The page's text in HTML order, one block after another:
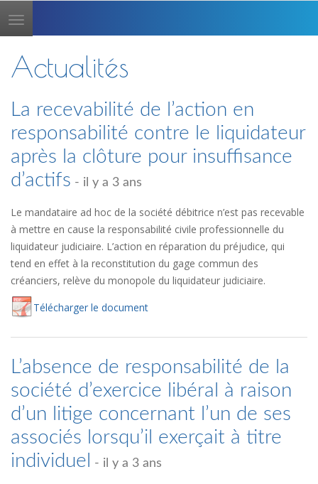
Toggle
navigation
Actualités
La recevabilité de l’action en
responsabilité contre le liquidateur
après la clôture pour insuffisance
d’actifs - il y a 3 ans
Le mandataire ad hoc de la société débitrice n’est pas recevable
à mettre en cause la responsabilité civile professionnelle du
liquidateur judiciaire. L’action en réparation du préjudice, qui
tend en effet à la reconstitution du gage commun des
créanciers, relève du monopole du liquidateur judiciaire.
Télécharger le document
L’absence de responsabilité de la
société d’exercice libéral à raison
d’un litige concernant l’un de ses
associés lorsqu’il exerçait à titre
individuel
- il y a 3 ans